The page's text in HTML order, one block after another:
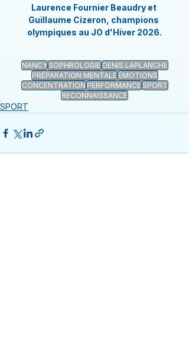
Laurence Fournier Beaudry et
Guillaume Cizeron, champions
olympiques au JO d'Hiver 2026.
NANCY SOPHROLOGIE DENIS LAPLANCHE
PRÉPARATION MENTALE ÉMOTIONS
CONCENTRATION PERFORMANCE SPORT
RECONNAISSANCE
SPORT